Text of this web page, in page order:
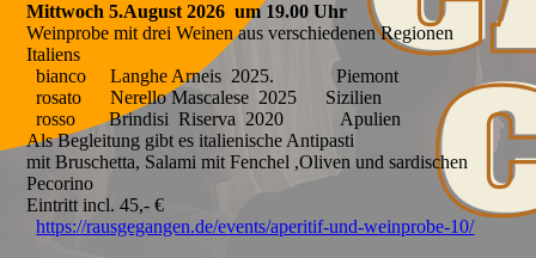
Mittwoch 5.August 2026 um 19.00 Uhr
Weinprobe mit drei Weinen aus verschiedenen Regionen
Italiens
bianco Langhe Arneis 2025. Piemont
rosato Nerello Mascalese 2025 Sizilien
rosso Brindisi Riserva 2020 Apulien
Als Begleitung gibt es italienische Antipasti
mit Bruschetta, Salami mit Fenchel ,Oliven und sardischen
Pecorino
Eintritt incl. 45,- €
https://rausgegangen.de/events/aperitif-und-weinprobe-10/